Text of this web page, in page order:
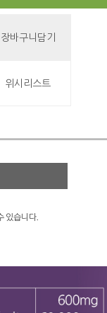
장바구니담기
위시리스트
있습니다.